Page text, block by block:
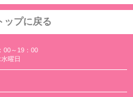
ップに戻る
00～19：00
曜日